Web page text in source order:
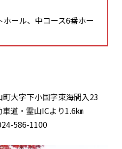
ール、中コース6番ホー
大字下小国字東海間入23
道・霊山ICより1.6㎞
586-1100